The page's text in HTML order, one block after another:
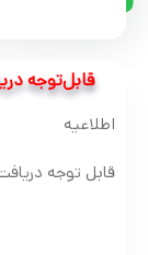
قابل‌توجه
اطلاعیه
قابل ‌توجه